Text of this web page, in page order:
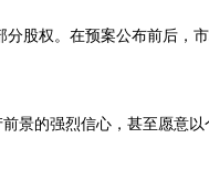
股权。在预案公布前后，
的强烈信心，甚至愿意以